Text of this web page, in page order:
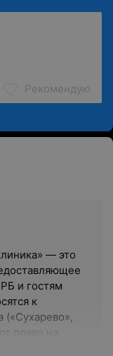
Рекомендую
— это
и гостям
к
(«Сухарево»,
право на